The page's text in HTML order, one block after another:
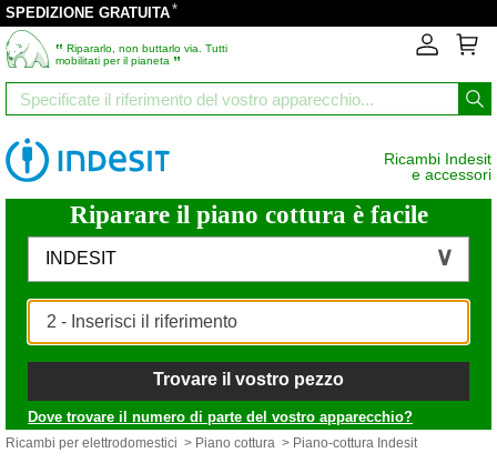
SPEDIZIONE GRATUITA*
‟ Ripararlo, non buttarlo via. Tutti
mobilitati per il pianeta ”
Ricambi Indesit
e accessori
Riparare il piano cottura è facile
INDESIT
Trovare il vostro pezzo
Dove trovare il numero di parte del vostro apparecchio?
Ricambi per elettrodomestici > Piano cottura > Piano-cottura Indesit